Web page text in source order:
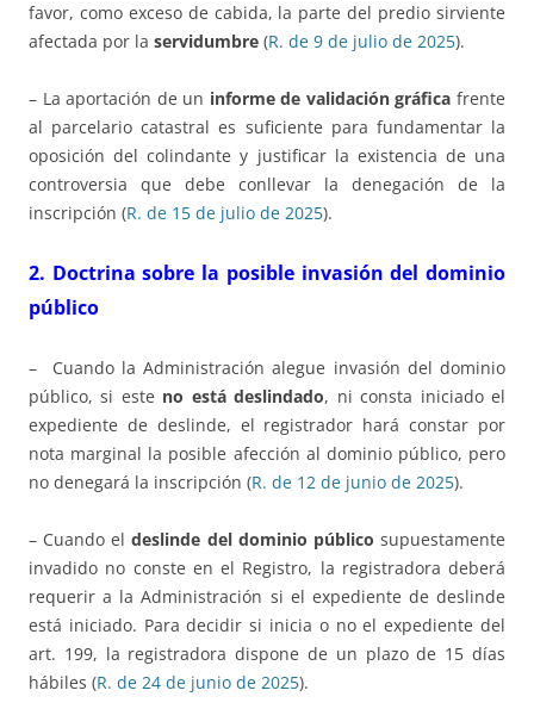
favor, como exceso de cabida, la parte del predio sirviente
afectada por la servidumbre (R. de 9 de julio de 2025).
– La aportación de un informe de validación gráfica frente
al parcelario catastral es suficiente para fundamentar la
oposición del colindante y justificar la existencia de una
controversia que debe conllevar la denegación de la
inscripción (R. de 15 de julio de 2025).
2. Doctrina sobre la posible invasión del dominio
público
– Cuando la Administración alegue invasión del dominio
público, si este no está deslindado, ni consta iniciado el
expediente de deslinde, el registrador hará constar por
nota marginal la posible afección al dominio público, pero
no denegará la inscripción (R. de 12 de junio de 2025).
– Cuando eldeslinde del dominio público supuestamente
invadido no conste en el Registro, la registradora deberá
requerir a la Administración si el expediente de deslinde
está iniciado. Para decidir si inicia o no el expediente del
art. 199, la registradora dispone de un plazo de 15 días
hábiles (R. de 24 de junio de 2025).